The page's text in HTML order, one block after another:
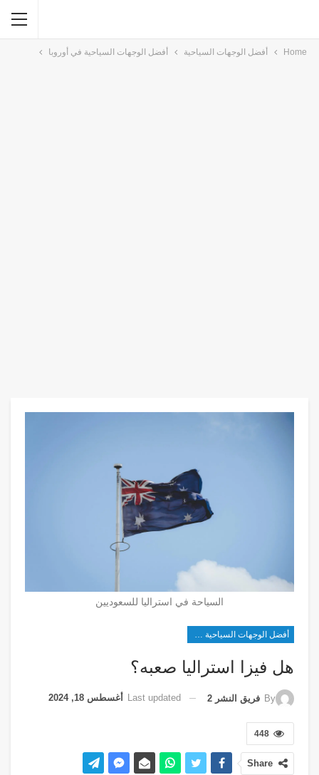
Home أفضل الوجهات السياحية أفضل الوجهات السياحية في أوروبا
السياحة في استراليا للسعوديين
أفضل الوجهات السياحية في أوروبا
هل فيزا استراليا صعبه؟
By فريق النشر 2 Last updated أغسطس 18, 2024
448
Share